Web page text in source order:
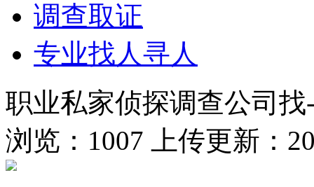
调查取证
专业找人寻人
职业私家侦探调查公司
浏览：1007 上传更新：